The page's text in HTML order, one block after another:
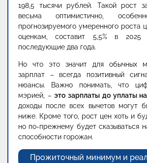
198,5 тысячи рублей. Такой рост
весьма оптимистично,
прогнозируемого умеренного роста
оценкам, составит 5,5% в
последующие два года.
Но что это значит для обычных
зарплат – всегда позитивный
нюансы. Важно понимать, что
мэрией, –это зарплаты до уплаты
доходы после всех вычетов могут
ниже. Кроме того, рост цен хоть и
но по-прежнему будет сказываться
способности горожан.
Прожиточный минимум и